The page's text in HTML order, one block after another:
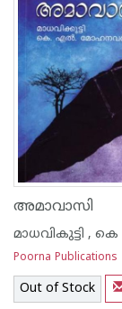
അമാവാസി
Poorna Publications
Out of Stock